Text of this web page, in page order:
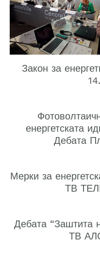
Закон за
енергетската
Дебата
Мерки за
ТВ
Дебата “Заштита
ТВ